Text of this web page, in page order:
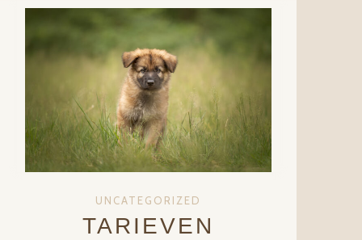
UNCATEGORIZED
TARIEVEN